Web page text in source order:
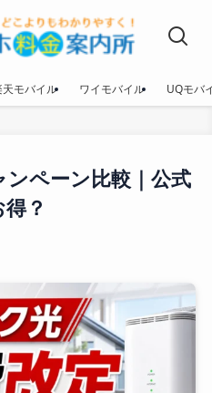
天モバイル ワイモバイル UQモバ
ペーン比較｜公式
？